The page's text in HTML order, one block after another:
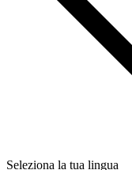
Seleziona la tua lingua